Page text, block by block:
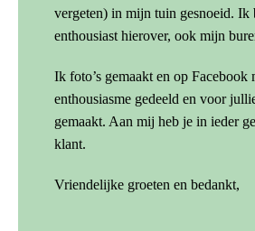
vergeten) in mijn tuin gesnoeid. Ik
enthousiast hierover, ook mijn
Ik foto’s gemaakt en op Facebook
enthousiasme gedeeld en voor
gemaakt. Aan mij heb je in ieder
klant.
Vriendelijke groeten en bedankt,